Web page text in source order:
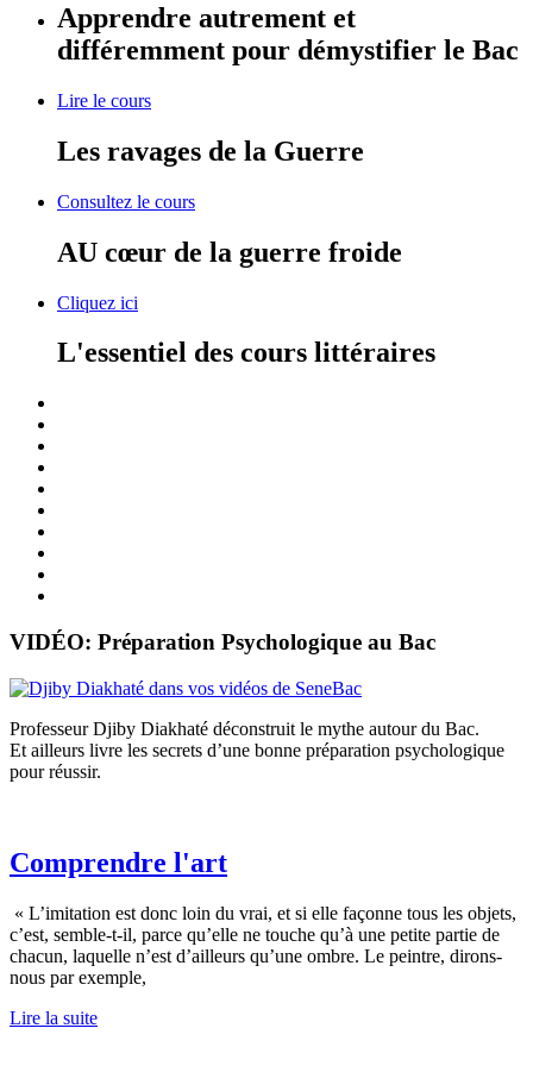
Apprendre autrement et
différemment pour démystifier le Bac
Lire le cours
Les ravages de la Guerre
Consultez le cours
AU cœur de la guerre froide
Cliquez ici
L'essentiel des cours littéraires
VIDÉO: Préparation Psychologique au Bac
Professeur Djiby Diakhaté déconstruit le mythe autour du Bac.
Et ailleurs livre les secrets d’une bonne préparation psychologique
pour réussir.
Comprendre l'art
« L’imitation est donc loin du vrai, et si elle façonne tous les objets,
c’est, semble-t-il, parce qu’elle ne touche qu’à une petite partie de
chacun, laquelle n’est d’ailleurs qu’une ombre. Le peintre, dirons-
nous par exemple,
Lire la suite